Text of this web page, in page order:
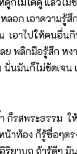
ก เอาความรู้
น เอาไปให้ค
พลิกมือรู้สึก ห
มันก็ไม่ชัดเจน
รสพระธรรม
ท้อง ก็รู้ซื่อๆ
บถ ถ้ารู้ดีๆ มั